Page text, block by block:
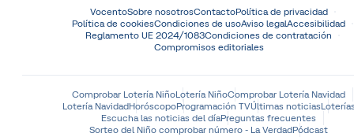
VocentoSobre nosotrosContactoPolítica de privacidad
Política de cookiesCondiciones de usoAviso legalAccesibilidad
Reglamento UE 2024/1083Condiciones de contratación
Compromisos editoriales
Comprobar Lotería NiñoLotería NiñoComprobar Lotería Navidad
Lotería NavidadHoróscopoProgramación TVÚltimas noticias
Escucha las noticias del díaPreguntas frecuentes
Sorteo del Niño comprobar número - La VerdadPódcast